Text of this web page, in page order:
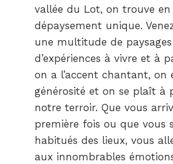
vallée du Lot, on trouve en
dépaysement unique.
une multitude de
d’expériences à vivre et à
on a l’accent chantant, on
générosité et on se plaît à
notre terroir. Que vous
première fois ou que vous
habitués des lieux, vous
aux innombrables